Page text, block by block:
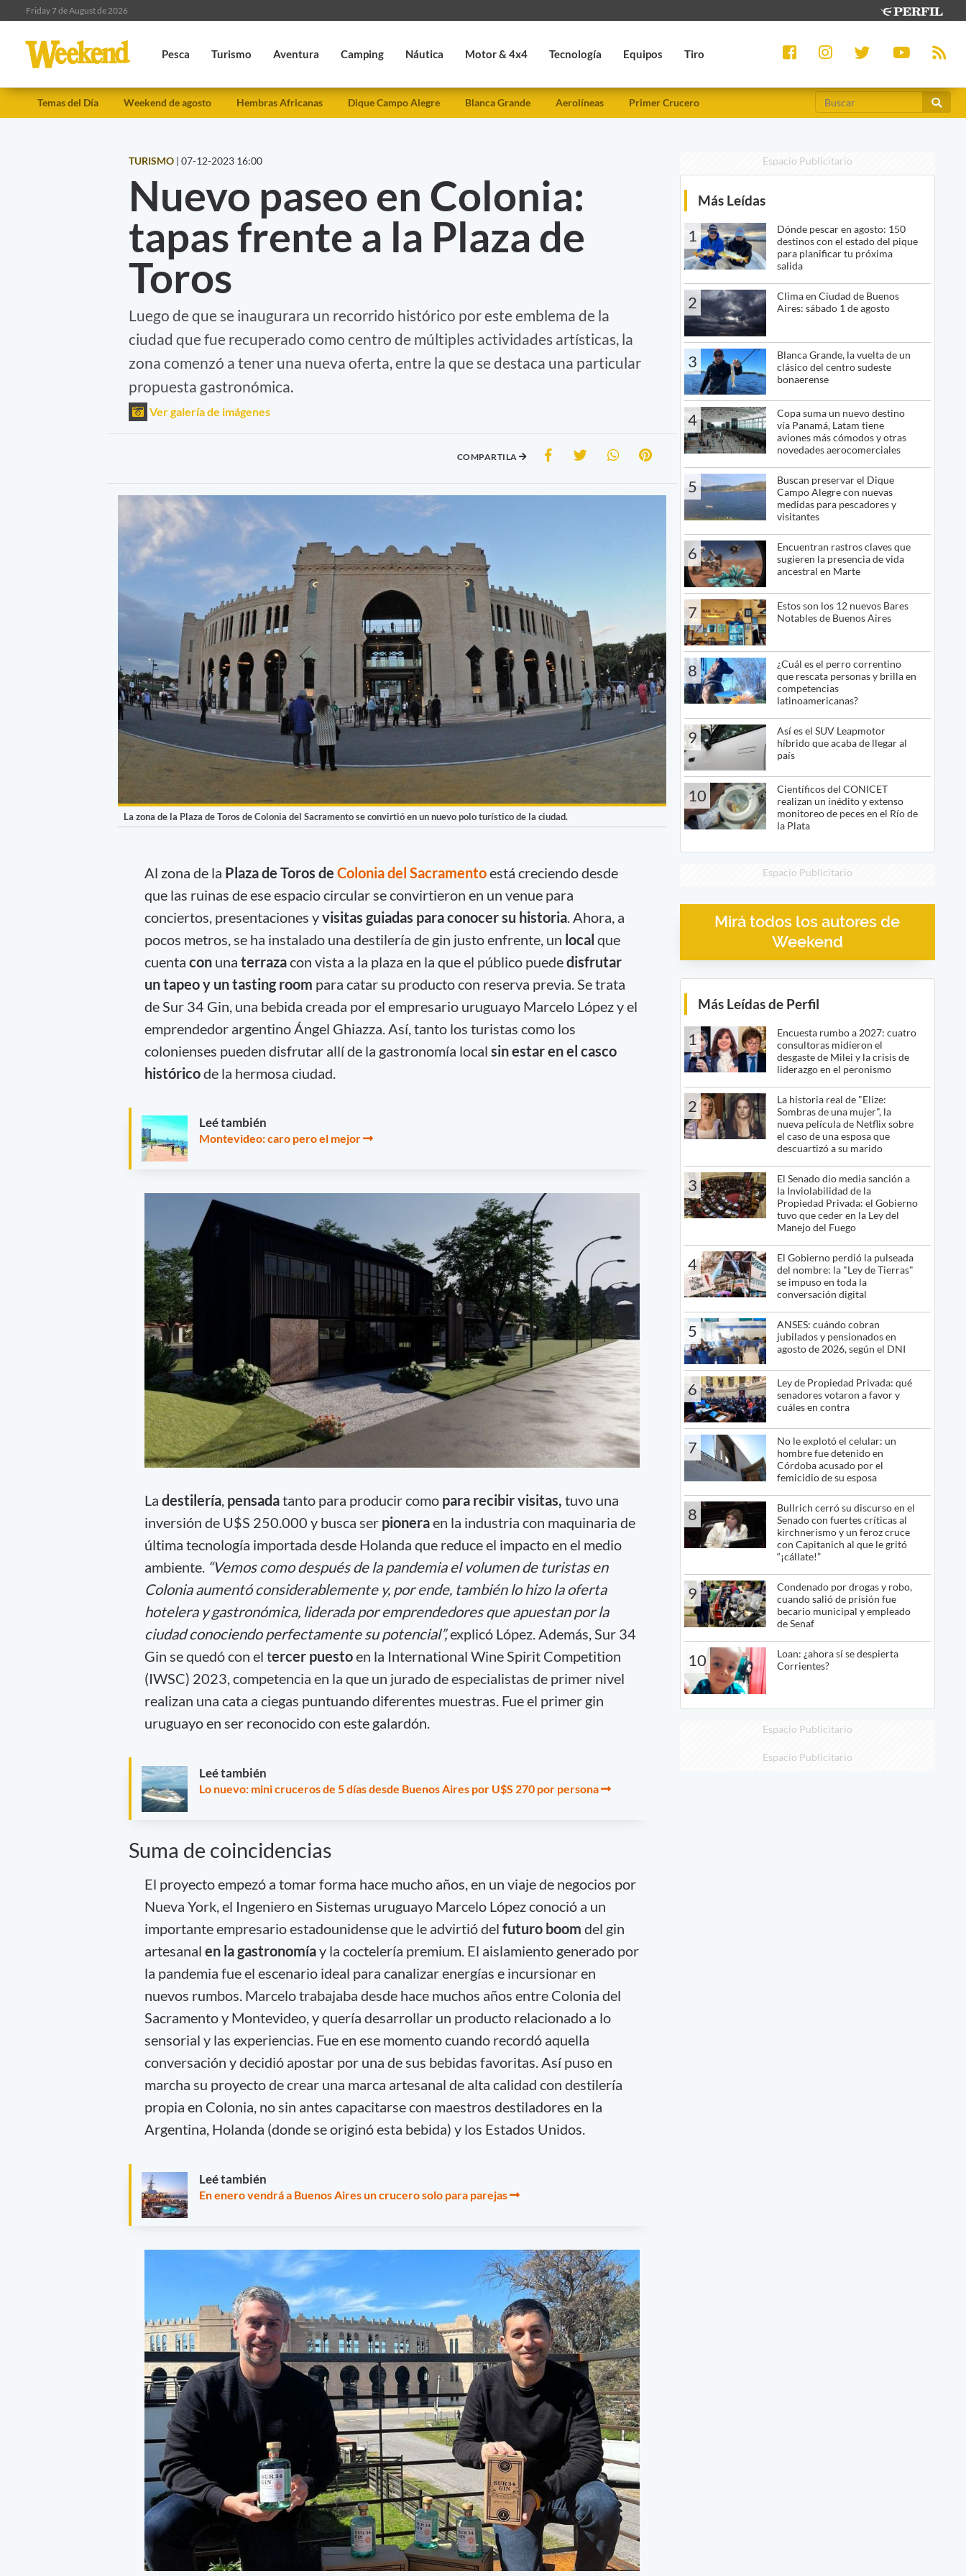
Friday 7 de August de 2026
Pesca Turismo Aventura Camping Náutica Motor & 4x4 Tecnología Equipos Tiro
Temas del Día Weekend de agosto Hembras Africanas Dique Campo Alegre Blanca Grande Aerolíneas Primer Crucero
TURISMO | 07-12-2023 16:00
Nuevo paseo en Colonia:
tapas frente a la Plaza de
Toros
Luego de que se inaugurara un recorrido histórico por este emblema de la
ciudad que fue recuperado como centro de múltiples actividades artísticas, la
zona comenzó a tener una nueva oferta, entre la que se destaca una particular
propuesta gastronómica.
Ver galería de imágenes
COMPARTILA
La zona de la Plaza de Toros de Colonia del Sacramento se convirtió en un nuevo polo turístico de la ciudad.
Al zona de la Plaza de Toros de Colonia del Sacramentoestá creciendo desde
que las ruinas de ese espacio circular se convirtieron en un venue para
conciertos, presentaciones yvisitas guiadas para conocer su historia. Ahora, a
pocos metros, se ha instalado una destilería de gin justo enfrente, un local que
cuenta con una terrazacon vista a la plaza en la que el público puededisfrutar
un tapeo y un tasting room para catar su producto con reserva previa. Se trata
de Sur 34 Gin, una bebida creada por el empresario uruguayo Marcelo López y el
emprendedor argentino Ángel Ghiazza. Así, tanto los turistas como los
colonienses pueden disfrutar allí de la gastronomía local sin estar en el casco
históricode la hermosa ciudad.
Leé también
Montevideo: caro pero el mejor
La destilería, pensadatanto para producir como para recibir visitas, tuvo una
inversión de U$S 250.000 y busca ser pioneraen la industria con maquinaria de
última tecnología importada desde Holanda que reduce el impacto en el medio
ambiente. “Vemos como después de la pandemia el volumen de turistas en
Colonia aumentó considerablemente y, por ende, también lo hizo la oferta
hotelera y gastronómica, liderada por emprendedores que apuestan por la
ciudad conociendo perfectamente su potencial”,explicó López. Además, Sur 34
Gin se quedó con el tercer puestoen la International Wine Spirit Competition
(IWSC) 2023, competencia en la que un jurado de especialistas de primer nivel
realizan una cata a ciegas puntuando diferentes muestras. Fue el primer gin
uruguayo en ser reconocido con este galardón.
Leé también
Lo nuevo: mini cruceros de 5 días desde Buenos Aires por U$S 270 por persona
Suma de coincidencias
El proyecto empezó a tomar forma hace mucho años, en un viaje de negocios por
Nueva York, el Ingeniero en Sistemas uruguayo Marcelo López conoció a un
importante empresario estadounidense que le advirtió del futuro boom del gin
artesanal en la gastronomíay la coctelería premium. El aislamiento generado por
la pandemia fue el escenario ideal para canalizar energías e incursionar en
nuevos rumbos. Marcelo trabajaba desde hace muchos años entre Colonia del
Sacramento y Montevideo, y quería desarrollar un producto relacionado a lo
sensorial y las experiencias. Fue en ese momento cuando recordó aquella
conversación y decidió apostar por una de sus bebidas favoritas. Así puso en
marcha su proyecto de crear una marca artesanal de alta calidad con destilería
propia en Colonia, no sin antes capacitarse con maestros destiladores en la
Argentina, Holanda (donde se originó esta bebida) y los Estados Unidos.
Leé también
En enero vendrá a Buenos Aires un crucero solo para parejas
Espacio Publicitario
Más Leídas
1
Dónde pescar en agosto: 150
destinos con el estado del pique
para planificar tu próxima
salida
2
Clima en Ciudad de Buenos
Aires: sábado 1 de agosto
3
Blanca Grande, la vuelta de un
clásico del centro sudeste
bonaerense
4
Copa suma un nuevo destino
vía Panamá, Latam tiene
aviones más cómodos y otras
novedades aerocomerciales
5
Buscan preservar el Dique
Campo Alegre con nuevas
medidas para pescadores y
visitantes
6
Encuentran rastros claves que
sugieren la presencia de vida
ancestral en Marte
7
Estos son los 12 nuevos Bares
Notables de Buenos Aires
8
¿Cuál es el perro correntino
que rescata personas y brilla en
competencias
latinoamericanas?
9
Así es el SUV Leapmotor
híbrido que acaba de llegar al
país
10
Científicos del CONICET
realizan un inédito y extenso
monitoreo de peces en el Río de
la Plata
Espacio Publicitario
Mirá todos los autores de
Weekend
Más Leídas de Perfil
1
Encuesta rumbo a 2027: cuatro
consultoras midieron el
desgaste de Milei y la crisis de
liderazgo en el peronismo
2
La historia real de "Elize:
Sombras de una mujer", la
nueva película de Netflix sobre
el caso de una esposa que
descuartizó a su marido
3
El Senado dio media sanción a
la Inviolabilidad de la
Propiedad Privada: el Gobierno
tuvo que ceder en la Ley del
Manejo del Fuego
4
El Gobierno perdió la pulseada
del nombre: la "Ley de Tierras"
se impuso en toda la
conversación digital
5
ANSES: cuándo cobran
jubilados y pensionados en
agosto de 2026, según el DNI
6
Ley de Propiedad Privada: qué
senadores votaron a favor y
cuáles en contra
7
No le explotó el celular: un
hombre fue detenido en
Córdoba acusado por el
femicidio de su esposa
8
Bullrich cerró su discurso en el
Senado con fuertes críticas al
kirchnerismo y un feroz cruce
con Capitanich al que le gritó
“¡cállate!”
9
Condenado por drogas y robo,
cuando salió de prisión fue
becario municipal y empleado
de Senaf
10
Loan: ¿ahora sí se despierta
Corrientes?
Espacio Publicitario
Espacio Publicitario